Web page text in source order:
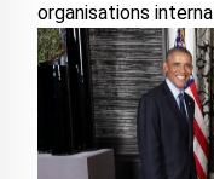
organisations